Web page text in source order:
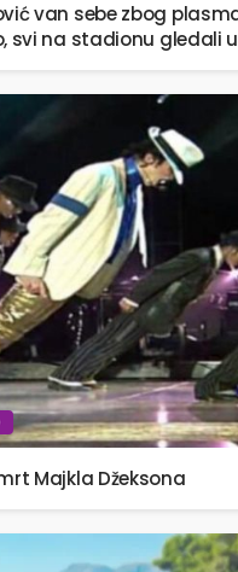
van sebe zbog
svi na stadionu gledali u
Majkla Džeksona